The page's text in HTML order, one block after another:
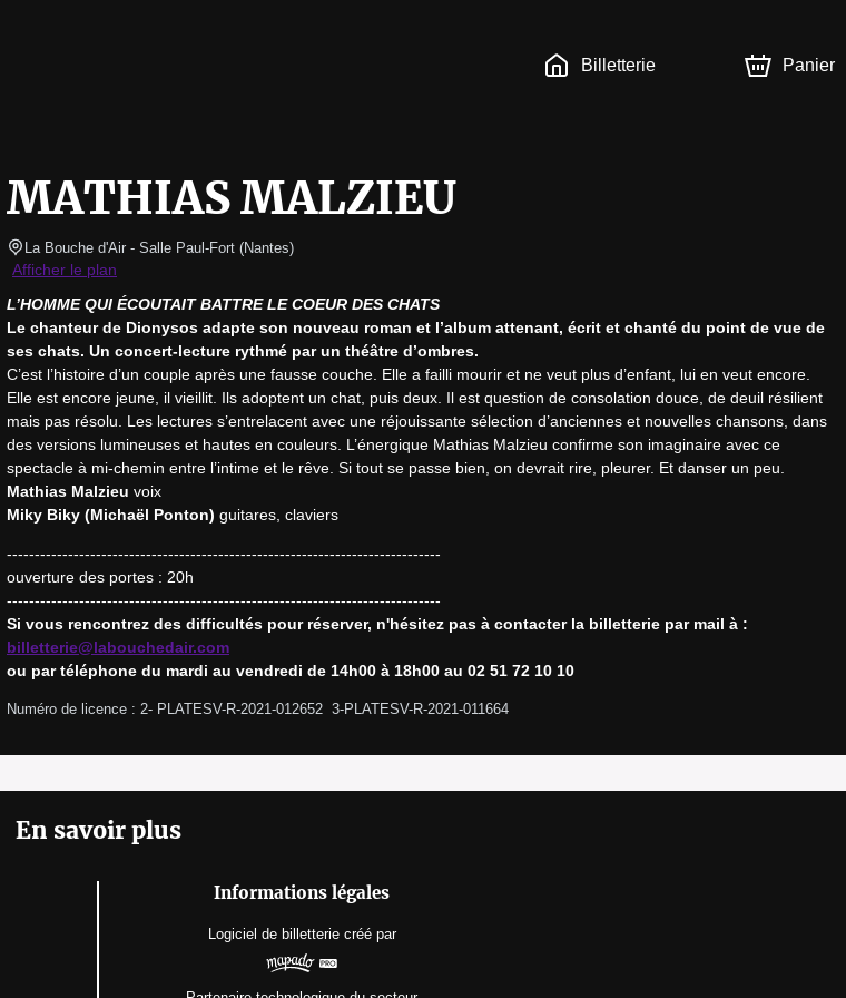
Billetterie Panier
MATHIAS MALZIEU
La Bouche d'Air - Salle Paul-Fort (Nantes)
Afficher le plan
L’HOMME QUI ÉCOUTAIT BATTRE LE COEUR DES CHATS
Le chanteur de Dionysos adapte son nouveau roman et l’album attenant, écrit et chanté du point de vue de
ses chats. Un concert-lecture rythmé par un théâtre d’ombres.
C’est l’histoire d’un couple après une fausse couche. Elle a failli mourir et ne veut plus d’enfant, lui en veut encore.
Elle est encore jeune, il vieillit. Ils adoptent un chat, puis deux. Il est question de consolation douce, de deuil résilient
mais pas résolu. Les lectures s’entrelacent avec une réjouissante sélection d’anciennes et nouvelles chansons, dans
des versions lumineuses et hautes en couleurs. L’énergique Mathias Malzieu confirme son imaginaire avec ce
Mathias Malzieu
Miky Biky (Michaël Ponton) guitares, claviers
------------------------------------------------------------------------------
ouverture des portes : 20h
billetterie@labouchedair.com
ou par téléphone du mardi au vendredi de 14h00 à 18h00 au 02 51 72 10 10
Numéro de licence : 2- PLATESV-R-2021-012652  3-PLATESV-R-2021-011664
En savoir plus
Informations légales
Logiciel de billetterie créé par